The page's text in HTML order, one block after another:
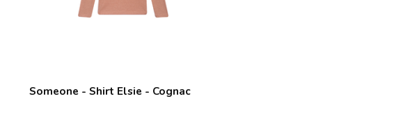
Someone - Shirt Elsie - Cognac